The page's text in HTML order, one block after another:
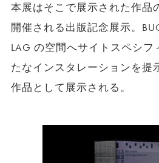
本展はそこで展⽰された作品
開催される出版記念展示。
LAG の空間へサイトスペシ
たなインスタレーションを提
作品として展⽰される。